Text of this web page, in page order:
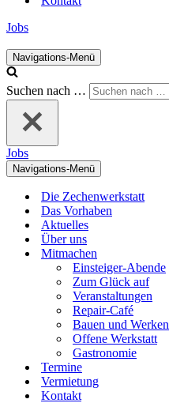
Jobs
Navigations-Menü
Suchen nach …
Jobs
Navigations-Menü
Die Zechenwerkstatt
Das Vorhaben
Aktuelles
Über uns
Mitmachen
Einsteiger-Abende
Zum Glück auf
Veranstaltungen
Repair-Café
Bauen und Werken
Offene Werkstatt
Gastronomie
Termine
Vermietung
Kontakt